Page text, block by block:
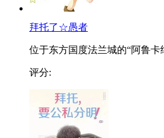
拜托了☆愚者
位于东方国度法兰城的“阿鲁卡
评分: